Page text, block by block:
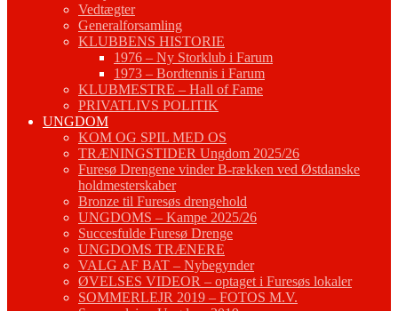
Vedtægter
Generalforsamling
KLUBBENS HISTORIE
1976 – Ny Storklub i Farum
1973 – Bordtennis i Farum
KLUBMESTRE – Hall of Fame
PRIVATLIVS POLITIK
UNGDOM
KOM OG SPIL MED OS
TRÆNINGSTIDER Ungdom 2025/26
Furesø Drengene vinder B-rækken ved Østdanske
holdmesterskaber
Bronze til Furesøs drengehold
UNGDOMS – Kampe 2025/26
Succesfulde Furesø Drenge
UNGDOMS TRÆNERE
VALG AF BAT – Nybegynder
ØVELSES VIDEOR – optaget i Furesøs lokaler
SOMMERLEJR 2019 – FOTOS M.V.